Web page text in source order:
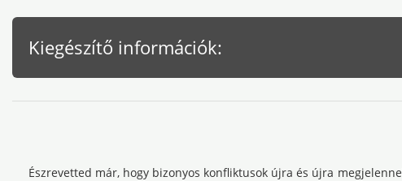
Kiegészítő információk:
Észrevetted már, hogy bizonyos konfliktusok újra és újra